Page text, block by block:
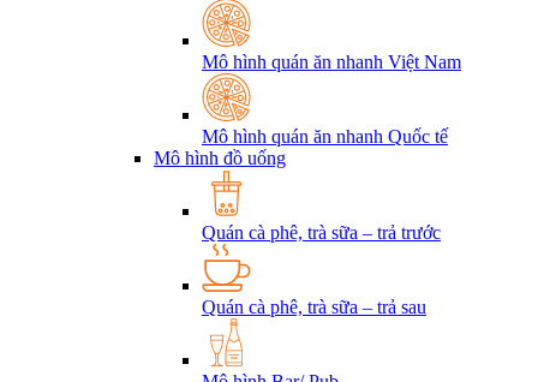
Mô hình quán ăn nhanh Việt Nam
Mô hình quán ăn nhanh Quốc tế
Mô hình đồ uống
Quán cà phê, trà sữa – trả trước
Quán cà phê, trà sữa – trả sau